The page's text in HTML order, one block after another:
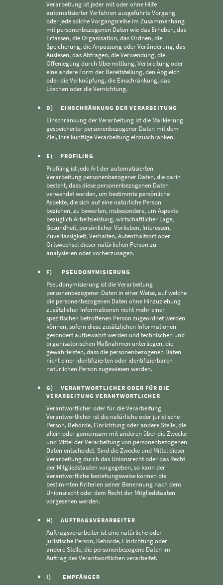
Verarbeitung ist jeder mit oder ohne Hilfe
automatisierter Verfahren ausgeführte Vorgang
oder jede solche Vorgangsreihe im Zusammenhang
mit personenbezogenen Daten wie das Erheben, das
Erfassen, die Organisation, das Ordnen, die
Speicherung, die Anpassung oder Veränderung, das
Auslesen, das Abfragen, die Verwendung, die
Offenlegung durch Übermittlung, Verbreitung oder
eine andere Form der Bereitstellung, den Abgleich
oder die Verknüpfung, die Einschränkung, das
Löschen oder die Vernichtung.
D) EINSCHRÄNKUNG DER VERARBEITUNG
Einschränkung der Verarbeitung ist die Markierung
gespeicherter personenbezogener Daten mit dem
Ziel, ihre künftige Verarbeitung einzuschränken.
E) PROFILING
Profiling ist jede Art der automatisierten
Verarbeitung personenbezogener Daten, die darin
besteht, dass diese personenbezogenen Daten
verwendet werden, um bestimmte persönliche
Aspekte, die sich auf eine natürliche Person
beziehen, zu bewerten, insbesondere, um Aspekte
bezüglich Arbeitsleistung, wirtschaftlicher Lage,
Gesundheit, persönlicher Vorlieben, Interessen,
Zuverlässigkeit, Verhalten, Aufenthaltsort oder
Ortswechsel dieser natürlichen Person zu
analysieren oder vorherzusagen.
F) PSEUDONYMISIERUNG
Pseudonymisierung ist die Verarbeitung
personenbezogener Daten in einer Weise, auf welche
die personenbezogenen Daten ohne Hinzuziehung
zusätzlicher Informationen nicht mehr einer
spezifischen betroffenen Person zugeordnet werden
können, sofern diese zusätzlichen Informationen
gesondert aufbewahrt werden und technischen und
organisatorischen Maßnahmen unterliegen, die
gewährleisten, dass die personenbezogenen Daten
nicht einer identifizierten oder identifizierbaren
natürlichen Person zugewiesen werden.
G) VERANTWORTLICHER ODER FÜR DIE
VERARBEITUNG VERANTWORTLICHER
Verantwortlicher oder für die Verarbeitung
Verantwortlicher ist die natürliche oder juristische
Person, Behörde, Einrichtung oder andere Stelle, die
allein oder gemeinsam mit anderen über die Zwecke
und Mittel der Verarbeitung von personenbezogenen
Daten entscheidet. Sind die Zwecke und Mittel dieser
Verarbeitung durch das Unionsrecht oder das Recht
der Mitgliedstaaten vorgegeben, so kann der
Verantwortliche beziehungsweise können die
bestimmten Kriterien seiner Benennung nach dem
Unionsrecht oder dem Recht der Mitgliedstaaten
vorgesehen werden.
H) AUFTRAGSVERARBEITER
Auftragsverarbeiter ist eine natürliche oder
juristische Person, Behörde, Einrichtung oder
andere Stelle, die personenbezogene Daten im
Auftrag des Verantwortlichen verarbeitet.
I) EMPFÄNGER